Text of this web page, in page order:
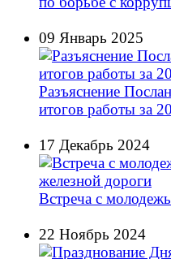
09 Январь 2025
Разъяснение
итогов работы за
17 Декабрь 2024
Встреча с
22 Ноябрь 2024